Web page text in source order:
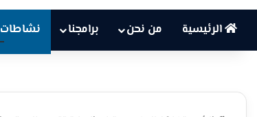
الرئيسية من نحن برامجنا نشاطات